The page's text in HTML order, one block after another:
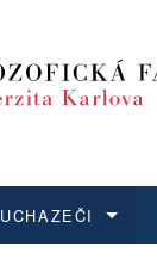
UCHAZEČI